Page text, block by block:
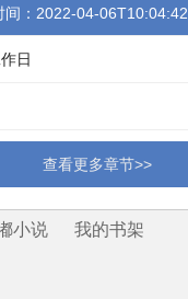
间：2022-04-06T10:04:42
日
查看更多章节>>
小说 我的书架